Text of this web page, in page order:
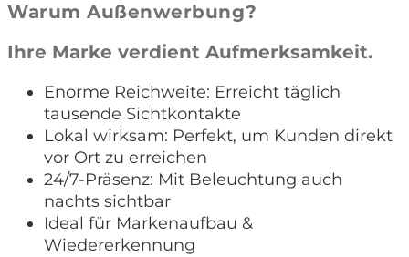
Warum Außenwerbung?
Ihre Marke verdient Aufmerksamkeit.
Enorme Reichweite: Erreicht täglich
tausende Sichtkontakte
Lokal wirksam: Perfekt, um Kunden direkt
vor Ort zu erreichen
24/7-Präsenz: Mit Beleuchtung auch
nachts sichtbar
Ideal für Markenaufbau &
Wiedererkennung